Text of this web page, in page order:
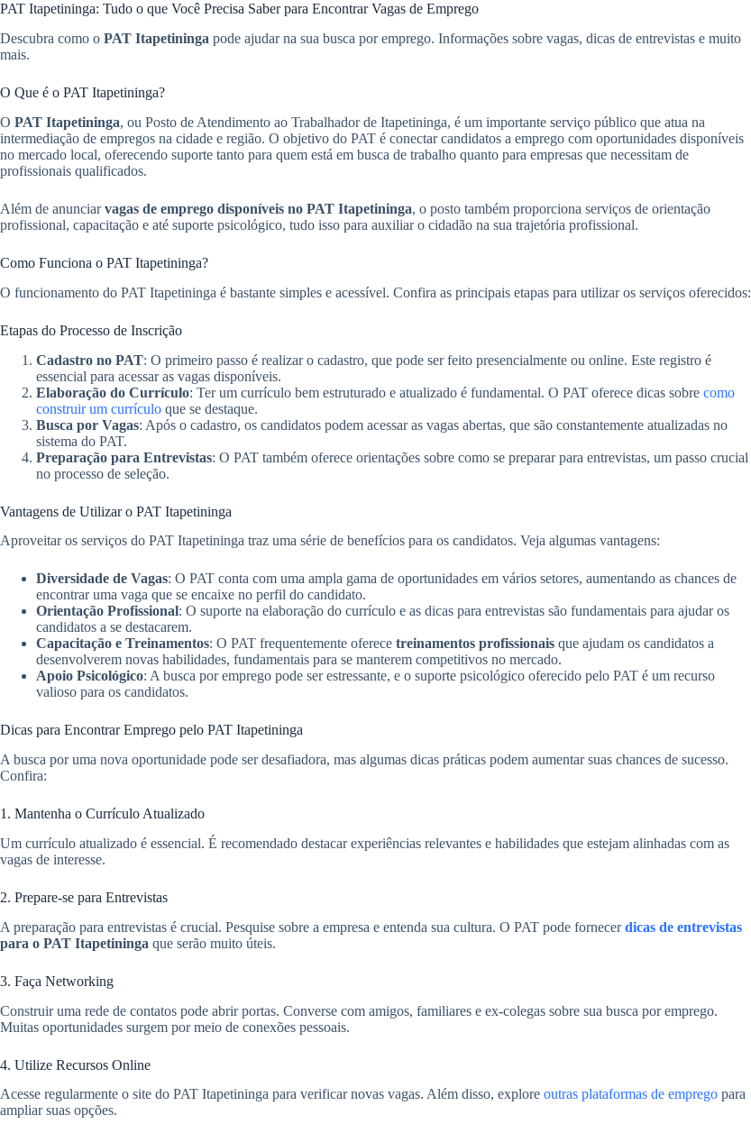
PAT Itapetininga: Tudo o que Você Precisa Saber para Encontrar Vagas de Emprego
Descubra como o PAT Itapetininga pode ajudar na sua busca por emprego. Informações sobre vagas, dicas de entrevistas e muito
mais.
O Que é o PAT Itapetininga?
O PAT Itapetininga, ou Posto de Atendimento ao Trabalhador de Itapetininga, é um importante serviço público que atua na
intermediação de empregos na cidade e região. O objetivo do PAT é conectar candidatos a emprego com oportunidades disponíveis
no mercado local, oferecendo suporte tanto para quem está em busca de trabalho quanto para empresas que necessitam de
profissionais qualificados.
Além de anunciarvagas de emprego disponíveis no PAT Itapetininga, o posto também proporciona serviços de orientação
profissional, capacitação e até suporte psicológico, tudo isso para auxiliar o cidadão na sua trajetória profissional.
Como Funciona o PAT Itapetininga?
O funcionamento do PAT Itapetininga é bastante simples e acessível. Confira as principais etapas para utilizar os serviços oferecidos:
Etapas do Processo de Inscrição
Cadastro no PAT: O primeiro passo é realizar o cadastro, que pode ser feito presencialmente ou online. Este registro é
essencial para acessar as vagas disponíveis.
Elaboração do Currículo: Ter um currículo bem estruturado e atualizado é fundamental. O PAT oferece dicas sobre como
construir um currículo que se destaque.
Busca por Vagas: Após o cadastro, os candidatos podem acessar as vagas abertas, que são constantemente atualizadas no
sistema do PAT.
Preparação para Entrevistas: O PAT também oferece orientações sobre como se preparar para entrevistas, um passo crucial
no processo de seleção.
Vantagens de Utilizar o PAT Itapetininga
Aproveitar os serviços do PAT Itapetininga traz uma série de benefícios para os candidatos. Veja algumas vantagens:
Diversidade de Vagas: O PAT conta com uma ampla gama de oportunidades em vários setores, aumentando as chances de
encontrar uma vaga que se encaixe no perfil do candidato.
Orientação Profissional: O suporte na elaboração do currículo e as dicas para entrevistas são fundamentais para ajudar os
candidatos a se destacarem.
Capacitação e Treinamentos: O PAT frequentemente oferece treinamentos profissionais que ajudam os candidatos a
desenvolverem novas habilidades, fundamentais para se manterem competitivos no mercado.
Apoio Psicológico: A busca por emprego pode ser estressante, e o suporte psicológico oferecido pelo PAT é um recurso
valioso para os candidatos.
Dicas para Encontrar Emprego pelo PAT Itapetininga
A busca por uma nova oportunidade pode ser desafiadora, mas algumas dicas práticas podem aumentar suas chances de sucesso.
Confira:
1. Mantenha o Currículo Atualizado
Um currículo atualizado é essencial. É recomendado destacar experiências relevantes e habilidades que estejam alinhadas com as
vagas de interesse.
2. Prepare-se para Entrevistas
A preparação para entrevistas é crucial. Pesquise sobre a empresa e entenda sua cultura. O PAT pode fornecerdicas de entrevistas
para o PAT Itapetininga que serão muito úteis.
3. Faça Networking
Construir uma rede de contatos pode abrir portas. Converse com amigos, familiares e ex-colegas sobre sua busca por emprego.
Muitas oportunidades surgem por meio de conexões pessoais.
4. Utilize Recursos Online
Acesse regularmente o site do PAT Itapetininga para verificar novas vagas. Além disso, explore outras plataformas de emprego para
ampliar suas opções.